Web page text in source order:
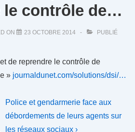
le contrôle de…
ON 23 OCTOBRE 2014
PUBLIÉ
de reprendre le contrôle de
» journaldunet.com/solutions/dsi/…
Next
Post
is
Police et gendarmerie face aux
débordements de leurs agents sur
les réseaux sociaux ›